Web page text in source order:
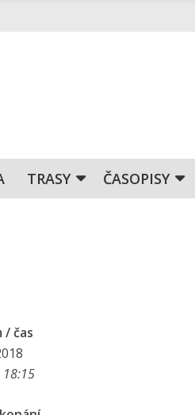
TRASY ČASOPISY
/ čas
18:15